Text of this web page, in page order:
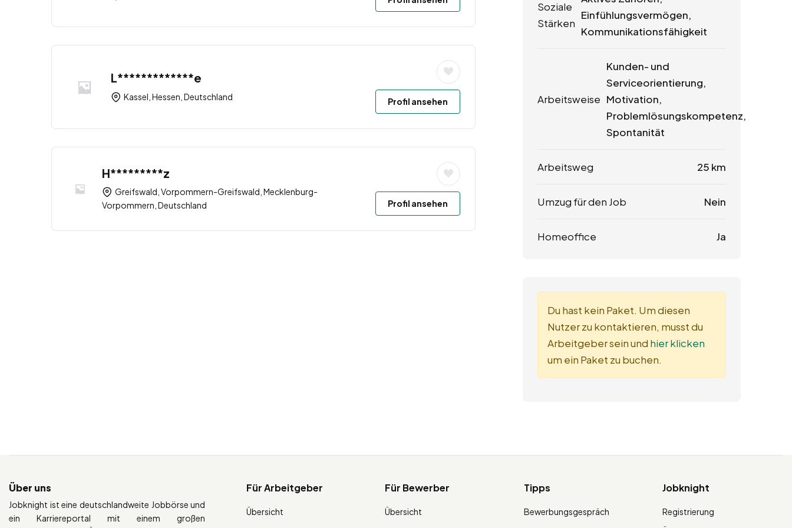
L*************e
Kassel, Hessen, Deutschland Profil ansehen
H*********z
Greifswald, Vorpommern-Greifswald, Mecklenburg-
Vorpommern, Deutschland
Profil ansehen
Soziale
Stärken
Einfühlungsvermögen,
Kommunikationsfähigkeit
Arbeitsweise
Kunden- und
Serviceorientierung,
Motivation,
Problemlösungskompetenz,
Spontanität
Arbeitsweg 25 km
Umzug für den Job Nein
Homeoffice Ja
Du hast kein Paket. Um diesen
Nutzer zu kontaktieren, musst du
Arbeitgeber sein und hier klicken
um ein Paket zu buchen.
Über uns
Jobknight ist eine deutschlandweite Jobbörse und
ein Karriereportal mit einem großen
Für Arbeitgeber
Übersicht
Für Bewerber
Übersicht
Tipps
Bewerbungsgespräch
Jobknight
Registrierung